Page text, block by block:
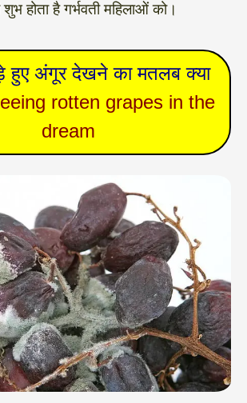
होता है गर्भवती महिलाओं को।
अंगूर देखने का मतलब क्या
rotten grapes in the
dream